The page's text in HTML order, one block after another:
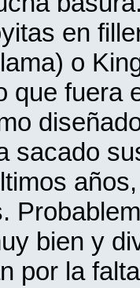
en
o
que fuera
sacado
bien y
por la